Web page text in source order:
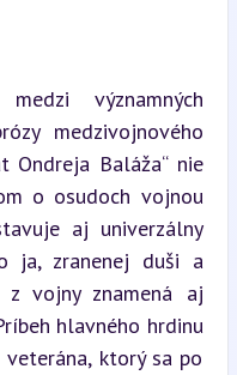
významných
medzivojnového
Ondreja Baláža“ nie
o osudoch vojnou
aj univerzálny
ja, zranenej duši a
vojny znamená aj
hlavného hrdinu
ktorý sa po